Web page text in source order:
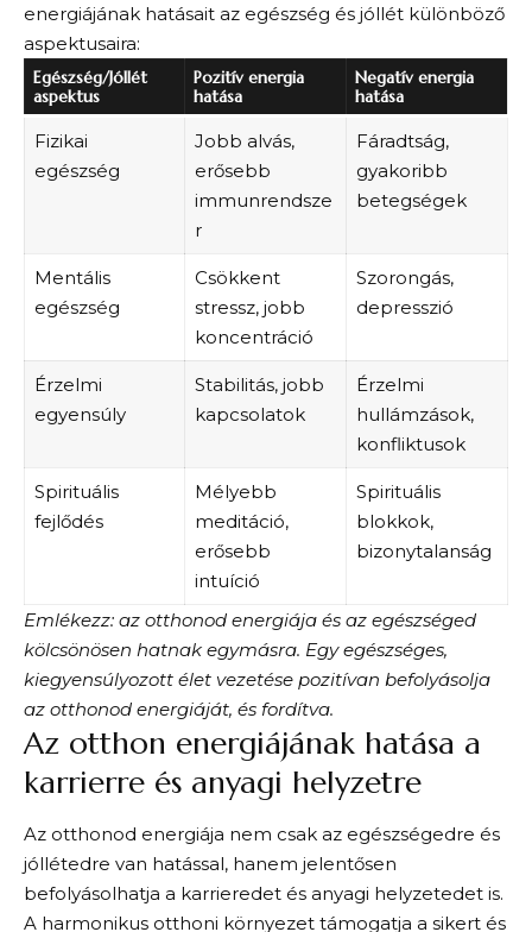
energiájának hatásait az egészség és jóllét különböző
aspektusaira:
Egészség/Jóllét
aspektus
Pozitív energia
hatása
Negatív energia
hatása
Fizikai
egészség
Jobb alvás,
erősebb
immunrendsze
r
Fáradtság,
gyakoribb
betegségek
Mentális
egészség
Csökkent
stressz, jobb
koncentráció
Szorongás,
depresszió
Érzelmi
egyensúly
Stabilitás, jobb
kapcsolatok
Érzelmi
hullámzások,
konfliktusok
Spirituális
fejlődés
Mélyebb
meditáció,
erősebb
intuíció
Spirituális
blokkok,
bizonytalanság
Emlékezz: az otthonod energiája és az egészséged
kölcsönösen hatnak egymásra. Egy egészséges,
kiegyensúlyozott élet vezetése pozitívan befolyásolja
az otthonod energiáját, és fordítva.
Az otthon energiájának hatása a
karrierre és anyagi helyzetre
Az otthonod energiája nem csak az egészségedre és
jóllétedre van hatással, hanem jelentősen
befolyásolhatja a karrieredet és anyagi helyzetedet is.
A harmonikus otthoni környezet támogatja a sikert és